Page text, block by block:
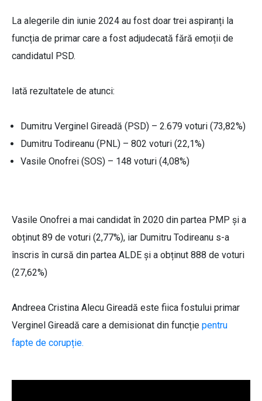
La alegerile din iunie 2024 au fost doar trei aspiranți la
funcția de primar care a fost adjudecată fără emoții de
candidatul PSD.
Iată rezultatele de atunci:
Dumitru Verginel Gireadă (PSD) – 2.679 voturi (73,82%)
Dumitru Todireanu (PNL) – 802 voturi (22,1%)
Vasile Onofrei (SOS) – 148 voturi (4,08%)
Vasile Onofrei a mai candidat în 2020 din partea PMP și a
obținut 89 de voturi (2,77%), iar Dumitru Todireanu s-a
înscris în cursă din partea ALDE și a obținut 888 de voturi
(27,62%)
Andreea Cristina Alecu Gireadă este fiica fostului primar
Verginel Gireadă care a demisionat din funcție pentru
fapte de corupție.